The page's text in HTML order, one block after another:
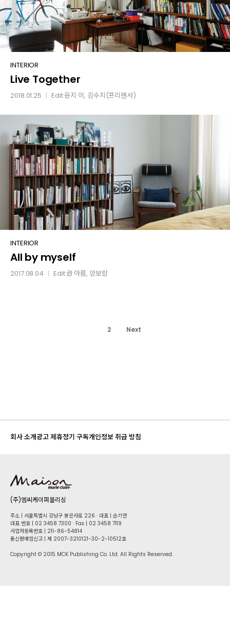
Live
Together
INTERIOR
Live Together
2018.01.25 Edit윤지 이, 김수지(프리랜서)
All
by
myself
INTERIOR
All by myself
2017.08.04 Edit권 아름, 양보람
2 Next
회사 소개광고 제휴정기 구독개인정보 취급 방침
(주)엠씨케이퍼블리싱
주소 | 서울특별시 강남구 봉은사로 226 · 대표 | 손기연
대표 번호 | 02 34​58 7300 · Fax | 02 34​58 7119
사업자등록번호 | 211-86-5​4814
통신판매업신고 | 제 2007-3210121-30-2-10512호
Copyright © 2015 MCK Publishing Co. Ltd. All Rights Reserved.